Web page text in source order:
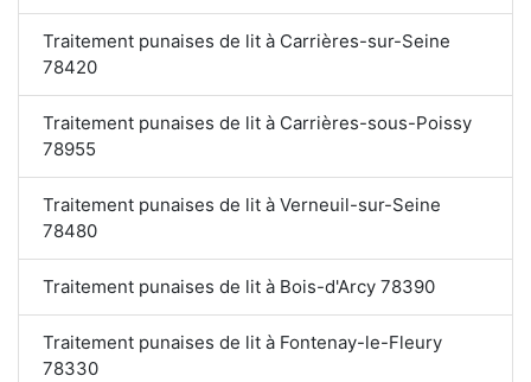
Traitement punaises de lit à Carrières-sur-Seine
78420
Traitement punaises de lit à Carrières-sous-Poissy
78955
Traitement punaises de lit à Verneuil-sur-Seine
78480
Traitement punaises de lit à Bois-d'Arcy 78390
Traitement punaises de lit à Fontenay-le-Fleury
78330